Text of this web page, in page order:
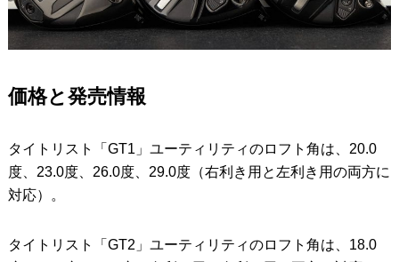
価格と発売情報
タイトリスト「GT1」ユーティリティのロフト角は、20.0
度、23.0度、26.0度、29.0度（右利き用と左利き用の両方に
対応）。
タイトリスト「GT2」ユーティリティのロフト角は、18.0